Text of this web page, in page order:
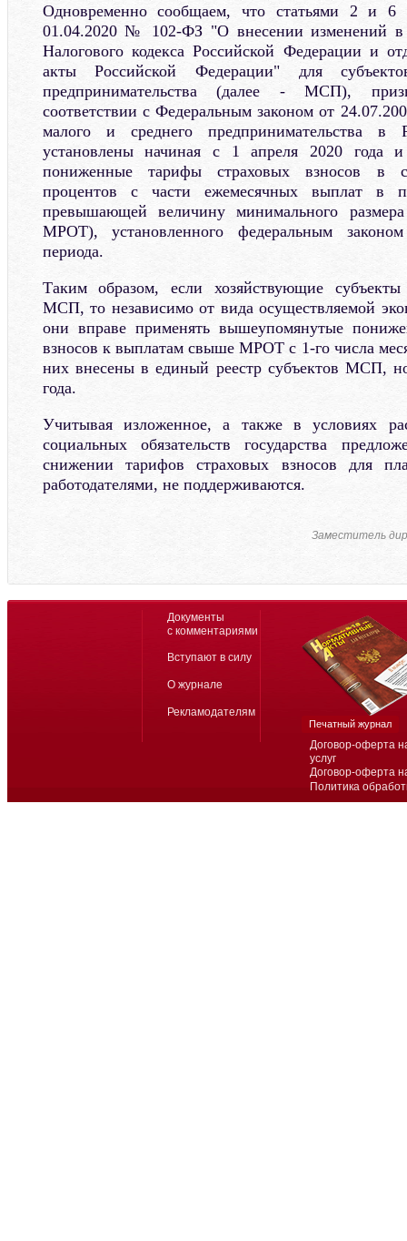
Одновременно сообщаем, что статьями 2 и 6
01.04.2020 № 102-ФЗ "О внесении изменений
Налогового кодекса Российской Федерации и
акты Российской Федерации" для
предпринимательства (далее - МСП),
соответствии с Федеральным законом от
малого и среднего предпринимательства в
установлены начиная с 1 апреля 2020 года
пониженные тарифы страховых взносов в
процентов с части ежемесячных выплат в
превышающей величину минимального
МРОТ), установленного федеральным
периода.
Таким образом, если хозяйствующие субъекты
МСП, то независимо от вида осуществляемой
они вправе применять вышеупомянутые
взносов к выплатам свыше МРОТ с 1-го числа
них внесены в единый реестр субъектов МСП,
года.
Учитывая изложенное, а также в условиях
социальных обязательств государства
снижении тарифов страховых взносов для
работодателями, не поддерживаются.
Заместитель
Договор-оферта
услуг
Договор-оферта
Политика
Документы
с комментариями
Вступают в силу
О журнале
Рекламодателям
Печатный журнал